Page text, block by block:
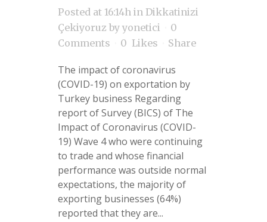
Posted at 16:14h in Dikkatinizi
Çekiyoruz by yonetici
0
Comments
0 Likes Share
The impact of coronavirus
(COVID-19) on exportation by
Turkey business Regarding
report of Survey (BICS) of The
Impact of Coronavirus (COVID-
19) Wave 4 who were continuing
to trade and whose financial
performance was outside normal
expectations, the majority of
exporting businesses (64%)
reported that they are...